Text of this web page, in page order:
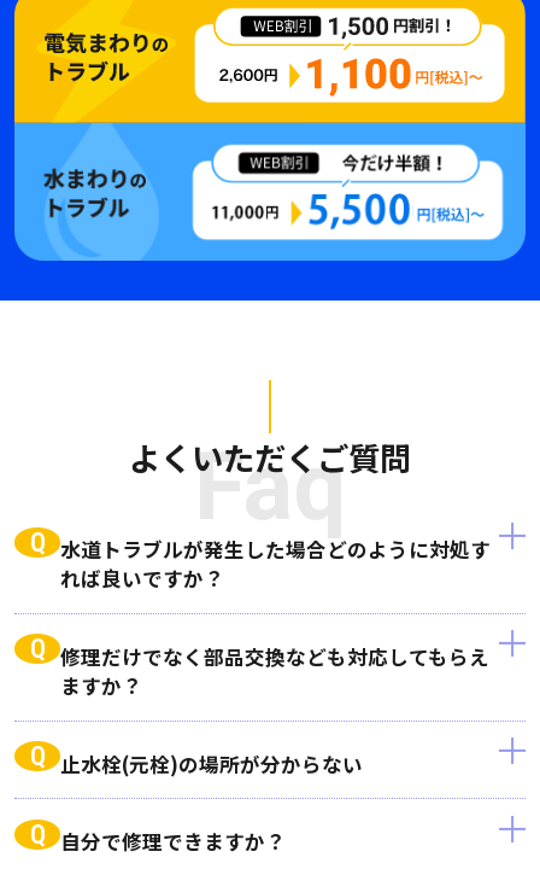
Faq
よくいただくご質問
Q 水道トラブルが発生した場合どのように対処す
れば良いですか？
Q 修理だけでなく部品交換なども対応してもらえ
ますか？
Q 止水栓(元栓)の場所が分からない
Q 自分で修理できますか？